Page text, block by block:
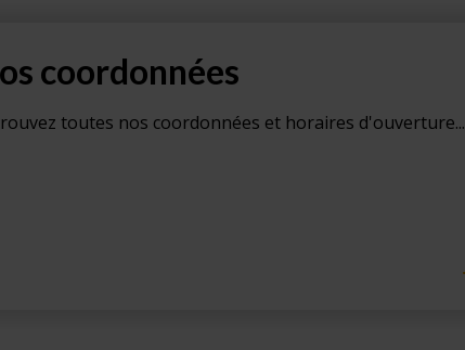
coordonnées
toutes nos coordonnées et horaires d'ouverture...